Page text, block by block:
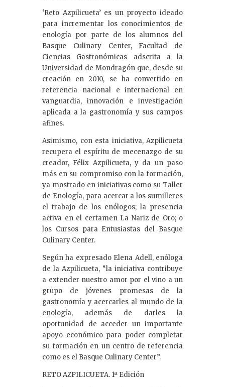
‘Reto Azpilicueta’ es un proyecto ideado
para incrementar los conocimientos de
enología por parte de los alumnos del
Basque Culinary Center, Facultad de
Ciencias Gastronómicas adscrita a la
Universidad de Mondragón que, desde su
creación en 2010, se ha convertido en
referencia nacional e internacional en
vanguardia, innovación e investigación
aplicada a la gastronomía y sus campos
afines.
Asimismo, con esta iniciativa, Azpilicueta
recupera el espíritu de mecenazgo de su
creador, Félix Azpilicueta, y da un paso
más en su compromiso con la formación,
ya mostrado en iniciativas como su Taller
de Enología, para acercar a los sumilleres
el trabajo de los enólogos; la presencia
activa en el certamen La Nariz de Oro; o
los Cursos para Entusiastas del Basque
Culinary Center.
Según ha expresado Elena Adell, enóloga
de la Azpilicueta, “la iniciativa contribuye
a extender nuestro amor por el vino a un
grupo de jóvenes promesas de la
gastronomía y acercarles al mundo de la
enología, además de darles la
oportunidad de acceder un importante
apoyo económico para poder completar
su formación en un centro de referencia
como es el Basque Culinary Center”.
RETO AZPILICUETA. 1ª Edición